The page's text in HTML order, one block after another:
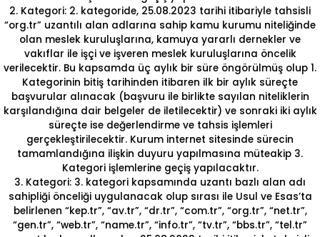
2. Kategori: 2. kategoride, 25.08.2023 tarihi itibariyle tahsisli
“org.tr” uzantılı alan adlarına sahip kamu kurumu niteliğinde
olan meslek kuruluşlarına, kamuya yararlı dernekler ve
vakıflar ile işçi ve işveren meslek kuruluşlarına öncelik
verilecektir. Bu kapsamda üç aylık bir süre öngörülmüş olup 1.
Kategorinin bitiş tarihinden itibaren ilk bir aylık süreçte
başvurular alınacak (başvuru ile birlikte sayılan niteliklerin
karşılandığına dair belgeler de iletilecektir) ve sonraki iki aylık
süreçte ise değerlendirme ve tahsis işlemleri
gerçekleştirilecektir. Kurum internet sitesinde sürecin
tamamlandığına ilişkin duyuru yapılmasına müteakip 3.
Kategori işlemlerine geçiş yapılacaktır.
3. Kategori: 3. kategori kapsamında uzantı bazlı alan adı
sahipliği önceliği uygulanacak olup sırası ile Usul ve Esas’ta
belirlenen “kep.tr”, “av.tr”, “dr.tr”, “com.tr”, “org.tr”, “net.tr”,
“gen.tr”, “web.tr”, “name.tr”, “info.tr”, “tv.tr”, “bbs.tr”, “tel.tr”